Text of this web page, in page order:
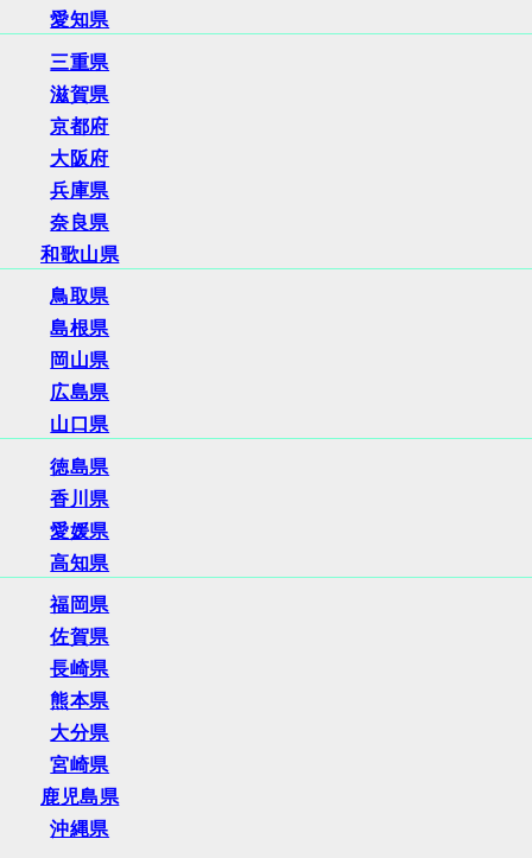
愛知県
三重県
滋賀県
京都府
大阪府
兵庫県
奈良県
和歌山県
鳥取県
島根県
岡山県
広島県
山口県
徳島県
香川県
愛媛県
高知県
福岡県
佐賀県
長崎県
熊本県
大分県
宮崎県
鹿児島県
沖縄県